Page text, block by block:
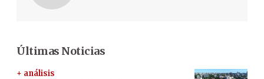
Últimas Noticias
+ análisis